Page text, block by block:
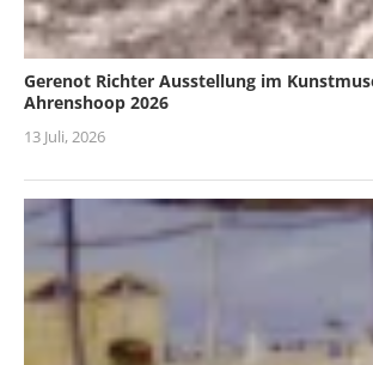
Gerenot Richter Ausstellung im
Ahrenshoop 2026
13 Juli, 2026